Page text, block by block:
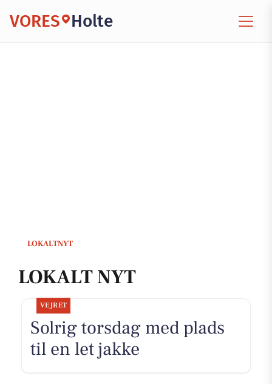
VORES Holte
LOKALTNYT
LOKALT NYT
VEJRET
Solrig torsdag med plads
til en let jakke